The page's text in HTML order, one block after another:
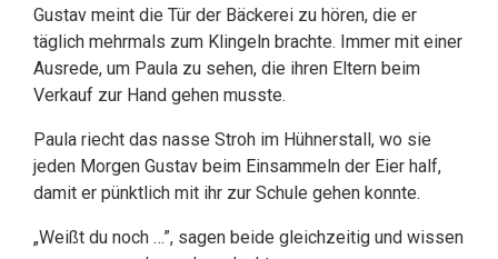
Gustav meint die Tür der Bäckerei zu hören, die er
täglich mehrmals zum Klingeln brachte. Immer mit einer
Ausrede, um Paula zu sehen, die ihren Eltern beim
Verkauf zur Hand gehen musste.
Paula riecht das nasse Stroh im Hühnerstall, wo sie
jeden Morgen Gustav beim Einsammeln der Eier half,
damit er pünktlich mit ihr zur Schule gehen konnte.
„Weißt du noch …”, sagen beide gleichzeitig und wissen